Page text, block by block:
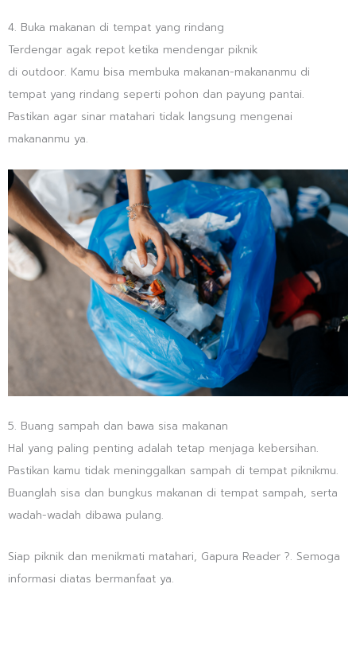
4. Buka makanan di tempat yang rindang
Terdengar agak repot ketika mendengar piknik
di outdoor. Kamu bisa membuka makanan-makananmu di
tempat yang rindang seperti pohon dan payung pantai.
Pastikan agar sinar matahari tidak langsung mengenai
makananmu ya.
5. Buang sampah dan bawa sisa makanan
Hal yang paling penting adalah tetap menjaga kebersihan.
Pastikan kamu tidak meninggalkan sampah di tempat piknikmu.
Buanglah sisa dan bungkus makanan di tempat sampah, serta
wadah-wadah dibawa pulang.
Siap piknik dan menikmati matahari, Gapura Reader ?. Semoga
informasi diatas bermanfaat ya.